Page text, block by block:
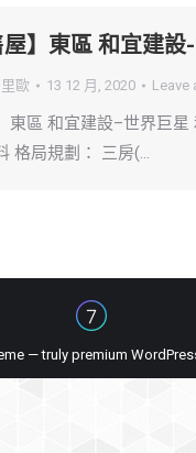
屋】東區 和宜建
里歐 13 12 月, 2020 Leave
東區 和宜建設–世界巨
格局規劃： 三房(…
— truly premium